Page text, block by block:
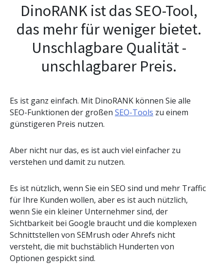
DinoRANK ist das SEO-Tool,
das mehr für weniger bietet.
Unschlagbare Qualität -
unschlagbarer Preis.
Es ist ganz einfach. Mit DinoRANK können Sie alle
SEO-Funktionen der großen SEO-Tools zu einem
günstigeren Preis nutzen.
Aber nicht nur das, es ist auch viel einfacher zu
verstehen und damit zu nutzen.
Es ist nützlich, wenn Sie ein SEO sind und mehr Traffic
für Ihre Kunden wollen, aber es ist auch nützlich,
wenn Sie ein kleiner Unternehmer sind, der
Sichtbarkeit bei Google braucht und die komplexen
Schnittstellen von SEMrush oder Ahrefs nicht
versteht, die mit buchstäblich Hunderten von
Optionen gespickt sind.